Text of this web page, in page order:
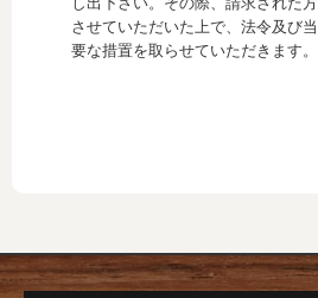
させていただいた上で、法令及び
要な措置を取らせていただきます。